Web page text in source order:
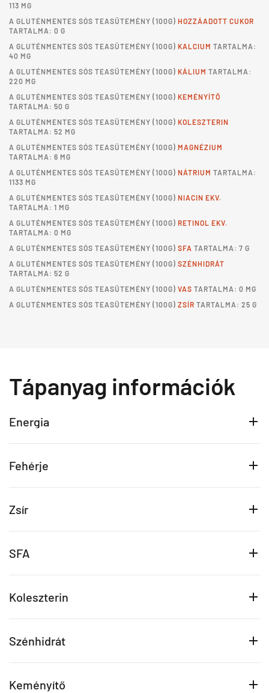
113 MG
A GLUTÉNMENTES SÓS TEASÜTEMÉNY (100G) HOZZÁADOTT CUKOR
TARTALMA: 0 G
A GLUTÉNMENTES SÓS TEASÜTEMÉNY (100G) KALCIUM TARTALMA:
40 MG
A GLUTÉNMENTES SÓS TEASÜTEMÉNY (100G) KÁLIUM TARTALMA:
220 MG
A GLUTÉNMENTES SÓS TEASÜTEMÉNY (100G) KEMÉNYÍTŐ
TARTALMA: 50 G
A GLUTÉNMENTES SÓS TEASÜTEMÉNY (100G) KOLESZTERIN
TARTALMA: 52 MG
A GLUTÉNMENTES SÓS TEASÜTEMÉNY (100G) MAGNÉZIUM
TARTALMA: 6 MG
A GLUTÉNMENTES SÓS TEASÜTEMÉNY (100G) NÁTRIUM TARTALMA:
1133 MG
A GLUTÉNMENTES SÓS TEASÜTEMÉNY (100G) NIACIN EKV.
TARTALMA: 1 MG
A GLUTÉNMENTES SÓS TEASÜTEMÉNY (100G) RETINOL EKV.
TARTALMA: 0 MG
A GLUTÉNMENTES SÓS TEASÜTEMÉNY (100G) SFA TARTALMA: 7 G
A GLUTÉNMENTES SÓS TEASÜTEMÉNY (100G) SZÉNHIDRÁT
TARTALMA: 52 G
A GLUTÉNMENTES SÓS TEASÜTEMÉNY (100G) VAS TARTALMA: 0 MG
A GLUTÉNMENTES SÓS TEASÜTEMÉNY (100G) ZSÍR TARTALMA: 25 G
Tápanyag információk
Energia
Fehérje
Zsír
SFA
Koleszterin
Szénhidrát
Keményítő